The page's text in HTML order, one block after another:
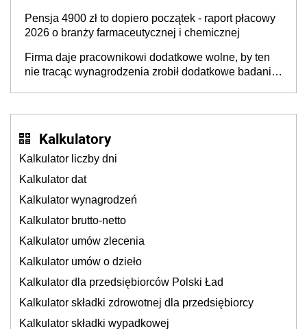
Pensja 4900 zł to dopiero początek - raport płacowy
2026 o branży farmaceutycznej i chemicznej
Firma daje pracownikowi dodatkowe wolne, by ten
nie tracąc wynagrodzenia zrobił dodatkowe badania.
Kalkulatory
Kalkulator liczby dni
Kalkulator dat
Kalkulator wynagrodzeń
Kalkulator brutto-netto
Kalkulator umów zlecenia
Kalkulator umów o dzieło
Kalkulator dla przedsiębiorców Polski Ład
Kalkulator składki zdrowotnej dla przedsiębiorcy
Kalkulator składki wypadkowej